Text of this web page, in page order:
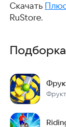
Скачать
RuStore.